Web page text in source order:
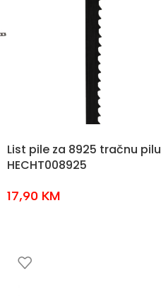
List pile za 8925 tračnu pilu
HECHT008925
17,90 KM